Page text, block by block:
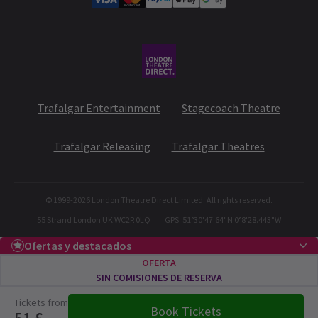
Ofertas y destacados
OFERTA
SIN COMISIONES DE RESERVA
Tickets from
Book Tickets
Trafalgar Entertainment Stagecoach Theatre
Trafalgar Releasing Trafalgar Theatres
© 1999- 2026 London Theatre Direct Limited. All rights reserved.
55 Strand London UK WC2R 0LQ
GPS: 51°30'47.64"N 0°8'28.443"W